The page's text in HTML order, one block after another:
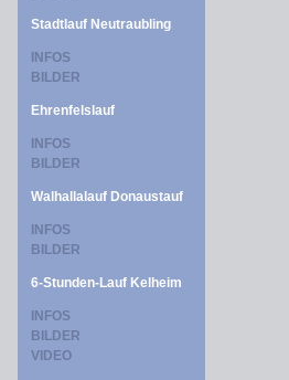
Stadtlauf Neutraubling
INFOS
BILDER
Ehrenfelslauf
INFOS
BILDER
Walhallalauf Donaustauf
INFOS
BILDER
6-Stunden-Lauf Kelheim
INFOS
BILDER
VIDEO